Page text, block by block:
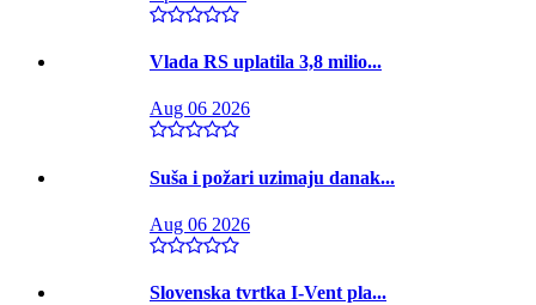
Vlada RS uplatila 3,8 milio...
Aug 06 2026
Suša i požari uzimaju danak...
Aug 06 2026
Slovenska tvrtka I-Vent pla...